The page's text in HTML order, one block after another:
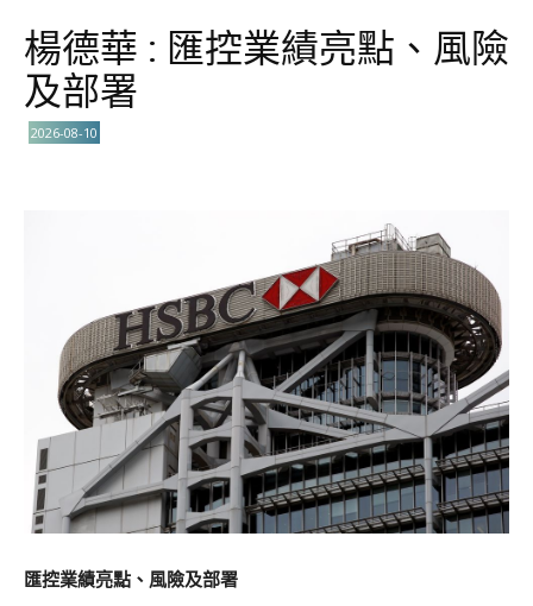
楊德華 : 匯控業績亮點、風險
及部署
2026-08-10
匯控業績亮點、風險及部署